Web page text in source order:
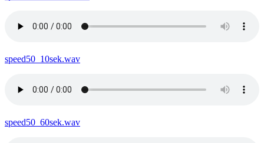
speed50_10sek.wav
speed50_60sek.wav